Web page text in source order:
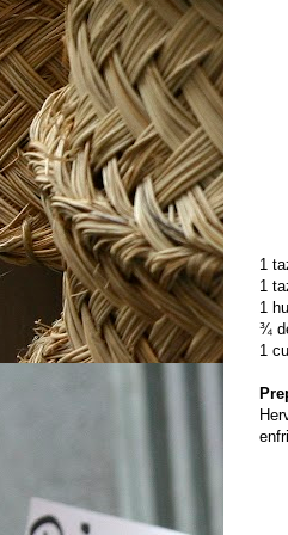
1
1
1
¾
1